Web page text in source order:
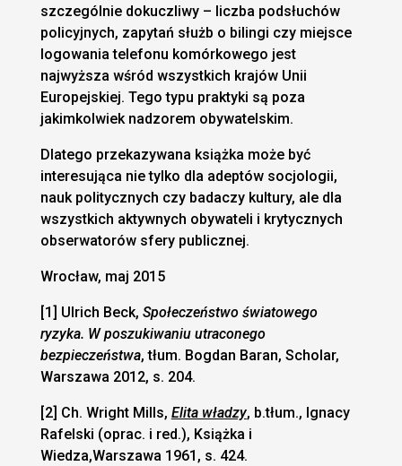
szczególnie dokuczliwy – liczba podsłuchów
policyjnych, zapytań służb o bilingi czy miejsce
logowania telefonu komórkowego jest
najwyższa wśród wszystkich krajów Unii
Europejskiej. Tego typu praktyki są poza
jakimkolwiek nadzorem obywatelskim.
Dlatego przekazywana książka może być
interesująca nie tylko dla adeptów socjologii,
nauk politycznych czy badaczy kultury, ale dla
wszystkich aktywnych obywateli i krytycznych
obserwatorów sfery publicznej.
Wrocław, maj 2015
[1] Ulrich Beck, Społeczeństwo światowego
ryzyka. W poszukiwaniu utraconego
bezpieczeństwa, tłum. Bogdan Baran, Scholar,
Warszawa 2012, s. 204.
[2] Ch. Wright Mills, Elita władzy, b.tłum., Ignacy
Rafelski (oprac. i red.), Książka i
Wiedza,Warszawa 1961, s. 424.